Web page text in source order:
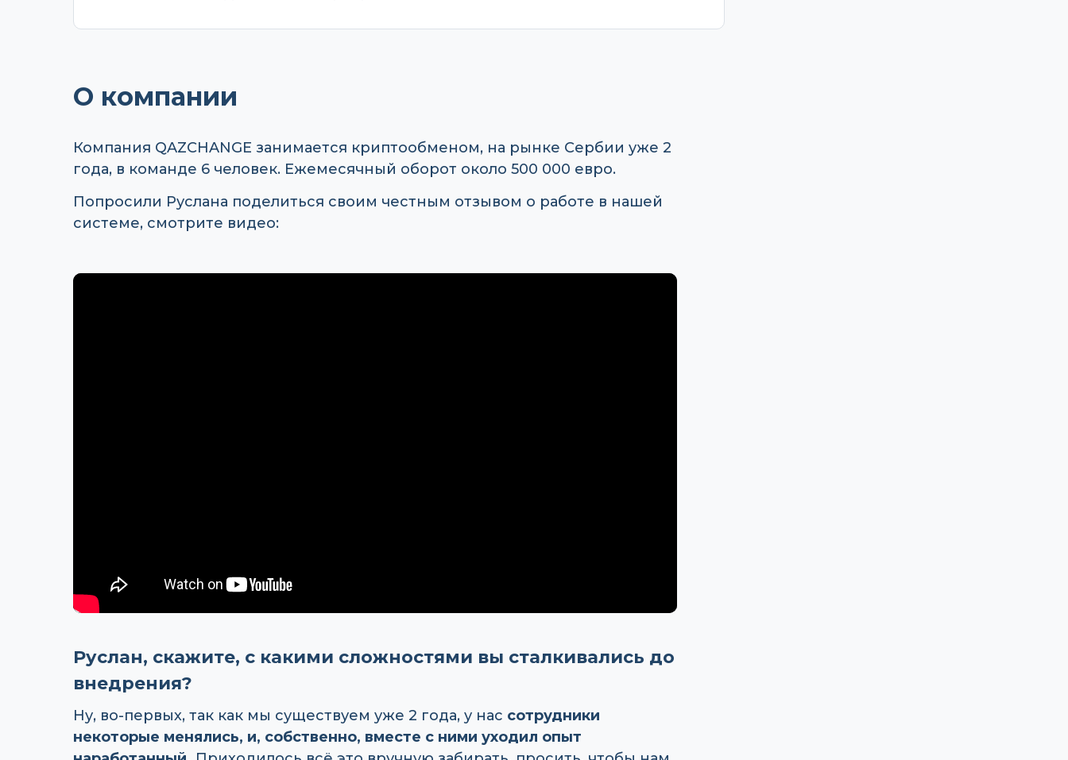
О компании
Компания QAZCHANGE занимается криптообменом, на рынке Сербии уже 2
года, в команде 6 человек. Ежемесячный оборот около 500 000 евро.
Попросили Руслана поделиться своим честным отзывом о работе в нашей
системе, смотрите видео:
Руслан, скажите, с какими сложностями вы сталкивались до
внедрения?
Ну, во-первых, так как мы существуем уже 2 года, у нас сотрудники
некоторые менялись, и, собственно, вместе с ними уходил опыт